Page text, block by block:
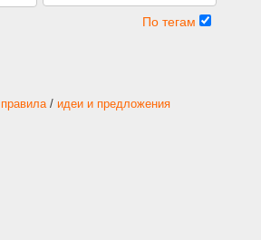
По тегам
правила/ идеи и предложения